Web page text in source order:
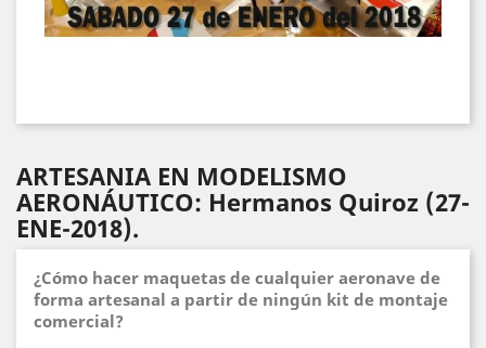
ARTESANIA EN MODELISMO
AERONÁUTICO: Hermanos Quiroz (27-
ENE-2018).
¿Cómo hacer maquetas de cualquier aeronave de
forma artesanal a partir de ningún kit de montaje
comercial?